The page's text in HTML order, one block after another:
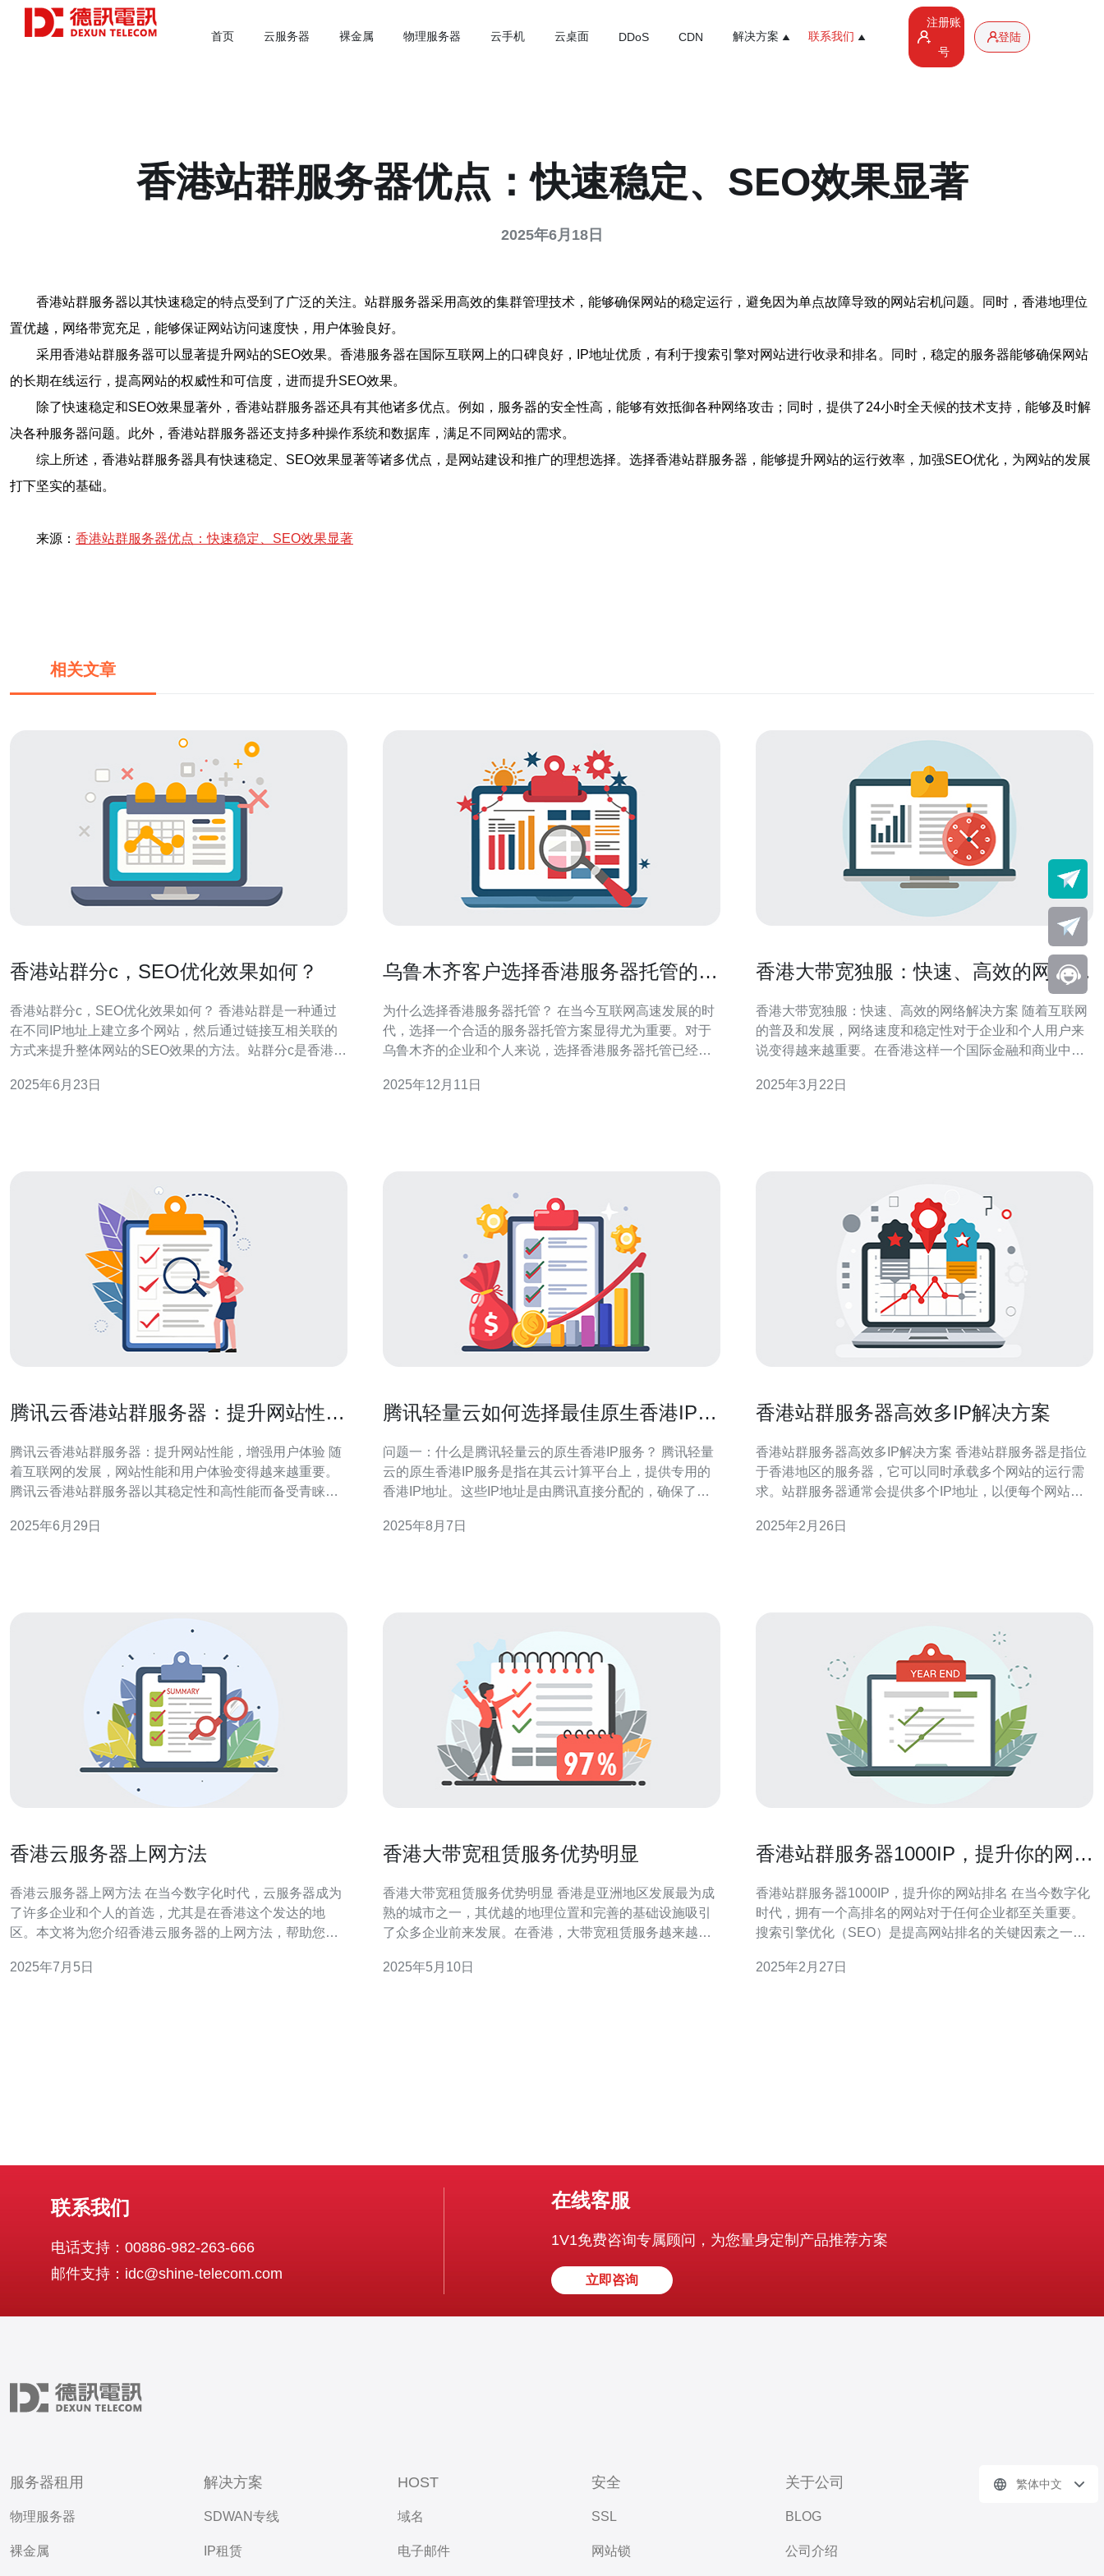
首页 云服务器 裸金属 物理服务器 云手机 云桌面 DDoS CDN 解决方案 联系我们
注册账
号
登陆
香港站群服务器优点：快速稳定、SEO效果显著
2025年6月18日
香港站群服务器以其快速稳定的特点受到了广泛的关注。站群服务器采用高效的集群管理技术，能够确保网站的稳定运行，避免因为单点故障导致的网站宕机问题。同时，香港地理位
置优越，网络带宽充足，能够保证网站访问速度快，用户体验良好。
采用香港站群服务器可以显著提升网站的SEO效果。香港服务器在国际互联网上的口碑良好，IP地址优质，有利于搜索引擎对网站进行收录和排名。同时，稳定的服务器能够确保网站
的长期在线运行，提高网站的权威性和可信度，进而提升SEO效果。
除了快速稳定和SEO效果显著外，香港站群服务器还具有其他诸多优点。例如，服务器的安全性高，能够有效抵御各种网络攻击；同时，提供了24小时全天候的技术支持，能够及时解
决各种服务器问题。此外，香港站群服务器还支持多种操作系统和数据库，满足不同网站的需求。
综上所述，香港站群服务器具有快速稳定、SEO效果显著等诸多优点，是网站建设和推广的理想选择。选择香港站群服务器，能够提升网站的运行效率，加强SEO优化，为网站的发展
打下坚实的基础。
来源： 香港站群服务器优点：快速稳定、SEO效果显著
相关文章
香港站群分c，SEO优化效果如何？
香港站群分c，SEO优化效果如何？ 香港站群是一种通过
在不同IP地址上建立多个网站，然后通过链接互相关联的
方式来提升整体网站的SEO效果的方法。站群分c是香港站
址，以增加网站的多样性和权重分布。 站群分c的优势在
2025年6月23日
乌鲁木齐客户选择香港服务器托管的理
为什么选择香港服务器托管？ 在当今互联网高速发展的时
代，选择一个合适的服务器托管方案显得尤为重要。对于
乌鲁木齐的企业和个人来说，选择香港服务器托管已经成
时在成本上也相对合理，成为了许多客户的最佳选择。本
2025年12月11日
香港大带宽独服：快速、高效的网络解
香港大带宽独服：快速、高效的网络解决方案 随着互联网
的普及和发展，网络速度和稳定性对于企业和个人用户来
说变得越来越重要。在香港这样一个国际金融和商业中
宽独服正是为满足这一需求而设计的，本文将介绍香港大
2025年3月22日
腾讯云香港站群服务器：提升网站性
腾讯云香港站群服务器：提升网站性能，增强用户体验 随
着互联网的发展，网站性能和用户体验变得越来越重要。
腾讯云香港站群服务器以其稳定性和高性能而备受青睐，
体验。 腾讯云香港站群服务器拥有多个优势，包括： 稳定
2025年6月29日
腾讯轻量云如何选择最佳原生香港IP服
问题一：什么是腾讯轻量云的原生香港IP服务？ 腾讯轻量
云的原生香港IP服务是指在其云计算平台上，提供专用的
香港IP地址。这些IP地址是由腾讯直接分配的，确保了高
营的用户。通过这些原生IP，用户能够享受到更快的网络
2025年8月7日
香港站群服务器高效多IP解决方案
香港站群服务器高效多IP解决方案 香港站群服务器是指位
于香港地区的服务器，它可以同时承载多个网站的运行需
求。站群服务器通常会提供多个IP地址，以便每个网站都
和安全性。 在互联网时代，网站的稳定性和访问速度
2025年2月26日
香港云服务器上网方法
香港云服务器上网方法 在当今数字化时代，云服务器成为
了许多企业和个人的首选，尤其是在香港这个发达的地
区。本文将为您介绍香港云服务器的上网方法，帮助您更
的云服务器服务商，确保其提供的服务稳定可靠。在香
2025年7月5日
香港大带宽租赁服务优势明显
香港大带宽租赁服务优势明显 香港是亚洲地区发展最为成
熟的城市之一，其优越的地理位置和完善的基础设施吸引
了众多企业前来发展。在香港，大带宽租赁服务越来越受
网络基础设施，其网络连接速度快、稳定性高。租赁大带
2025年5月10日
香港站群服务器1000IP，提升你的网站
香港站群服务器1000IP，提升你的网站排名 在当今数字化
时代，拥有一个高排名的网站对于任何企业都至关重要。
搜索引擎优化（SEO）是提高网站排名的关键因素之一。
提升网站的排名。 站群服务器是指将多个网站托管在一个
2025年2月27日
联系我们
电话支持：00886-982-263-666
邮件支持：idc@shine-telecom.com
在线客服
1V1免费咨询专属顾问，为您量身定制产品推荐方案
立即咨询
服务器租用
物理服务器
裸金属
解决方案
SDWAN专线
IP租赁
HOST
域名
电子邮件
安全
SSL
网站锁
关于公司
BLOG
公司介绍
繁体中文